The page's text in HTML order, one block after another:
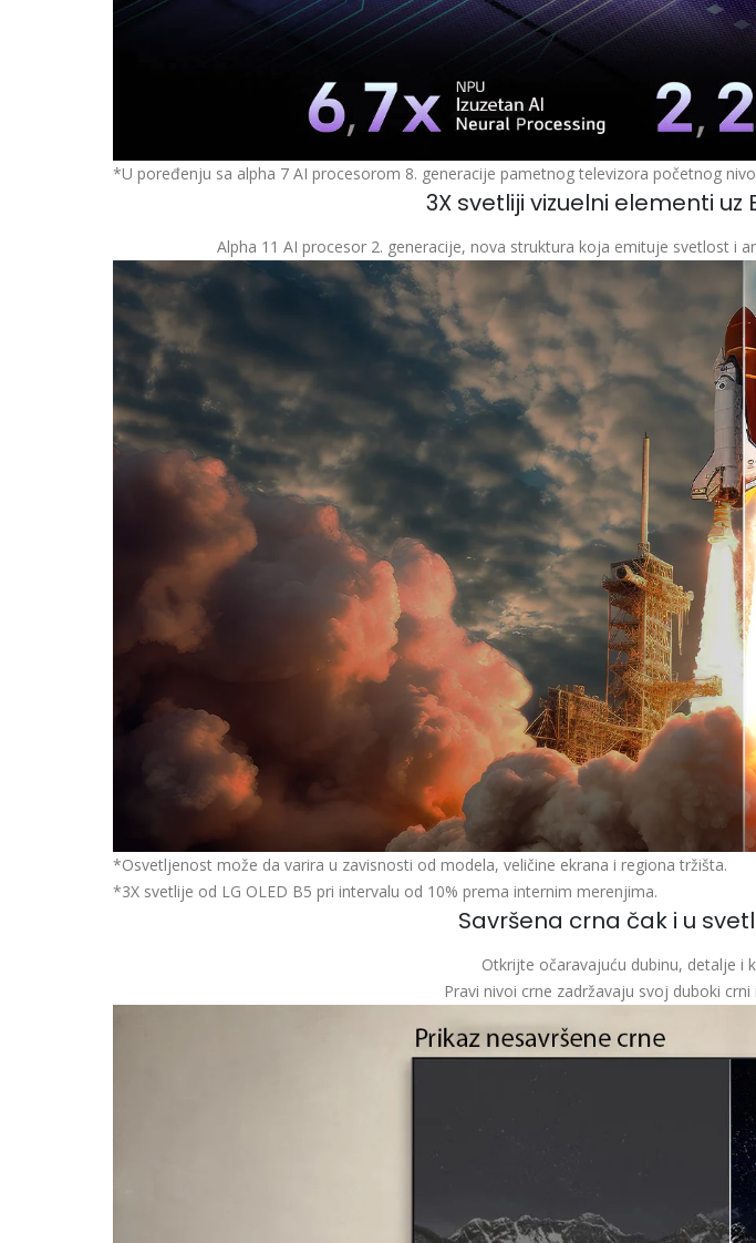
*U poređenju sa alpha 7 AI procesorom 8. generacije pametnog televizora početnog
3X svetliji vizuelni elementi
Alpha 11 AI procesor 2. generacije, nova struktura koja emituje svetlost i
*Osvetljenost može da varira u zavisnosti od modela, veličine ekrana i regiona tržišta.
*3X svetlije od LG OLED B5 pri intervalu od 10% prema internim merenjima.
Savršena crna čak i u
Otkrijte očaravajuću dubinu, detalje i
Pravi nivoi crne zadržavaju svoj duboki